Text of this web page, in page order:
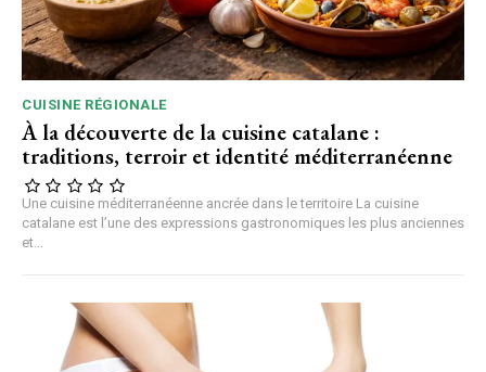
CUISINE RÉGIONALE
À la découverte de la cuisine catalane :
traditions, terroir et identité méditerranéenne
Une cuisine méditerranéenne ancrée dans le territoire La cuisine
catalane est l’une des expressions gastronomiques les plus anciennes
et...